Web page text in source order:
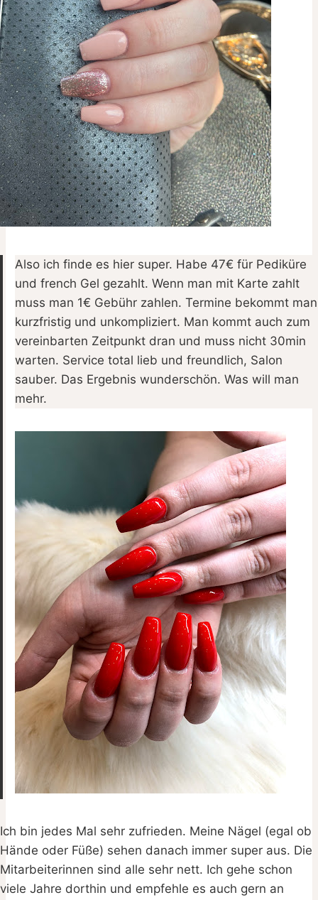
Also ich finde es hier super. Habe 47€ für Pediküre
und french Gel gezahlt. Wenn man mit Karte zahlt
muss man 1€ Gebühr zahlen. Termine bekommt man
kurzfristig und unkompliziert. Man kommt auch zum
vereinbarten Zeitpunkt dran und muss nicht 30min
warten. Service total lieb und freundlich, Salon
sauber. Das Ergebnis wunderschön. Was will man
mehr.
Ich bin jedes Mal sehr zufrieden. Meine Nägel (egal ob
Hände oder Füße) sehen danach immer super aus. Die
Mitarbeiterinnen sind alle sehr nett. Ich gehe schon
viele Jahre dorthin und empfehle es auch gern an